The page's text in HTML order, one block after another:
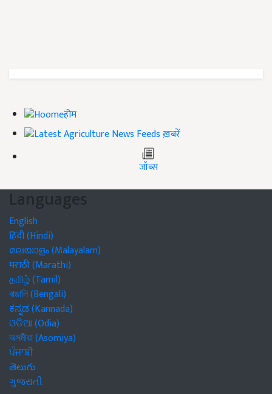
होम
ख़बरें
जॉब्स
Languages
English
हिंदी (Hindi)
മലയാളം (Malayalam)
मराठी (Marathi)
தமிழ் (Tamil)
বাঙালি (Bengali)
ಕನ್ನಡ (Kannada)
ଓଡିଆ (Odia)
অসমীয়া (Asomiya)
ਪੰਜਾਬੀ
తెలుగు
ગુજરાતી